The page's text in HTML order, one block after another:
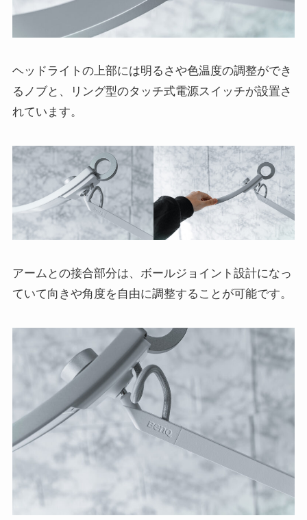
ヘッドライトの上部には明るさや色温度の調整ができ
るノブと、リング型のタッチ式電源スイッチが設置さ
れています。
アームとの接合部分は、ボールジョイント設計になっ
ていて向きや角度を自由に調整することが可能です。